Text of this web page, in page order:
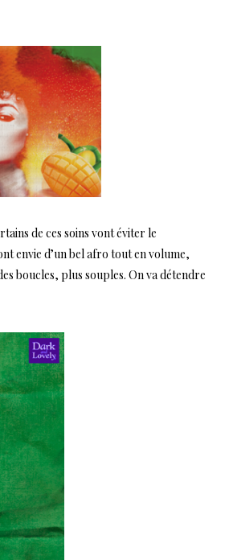
de ces soins vont éviter le
envie d’un bel afro tout en volume,
boucles, plus souples. On va détendre